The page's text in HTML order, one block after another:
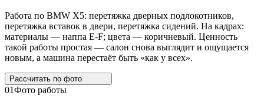
Работа по BMW X5: перетяжка дверных подлокотников,
перетяжка вставок в двери, перетяжка сидений. На кадрах:
материалы — наппа E-F; цвета — коричневый. Ценность
такой работы простая — салон снова выглядит и ощущается
новым, а машина перестаёт быть «как у всех».
Рассчитать по фото
01Фото работы